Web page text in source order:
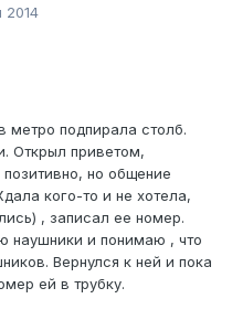
2014
метро подпирала столб.
Открыл приветом,
но общение
кого-то и не хотела,
, записал ее номер.
наушники и понимаю , что
Вернулся к ней и пока
ей в трубку.